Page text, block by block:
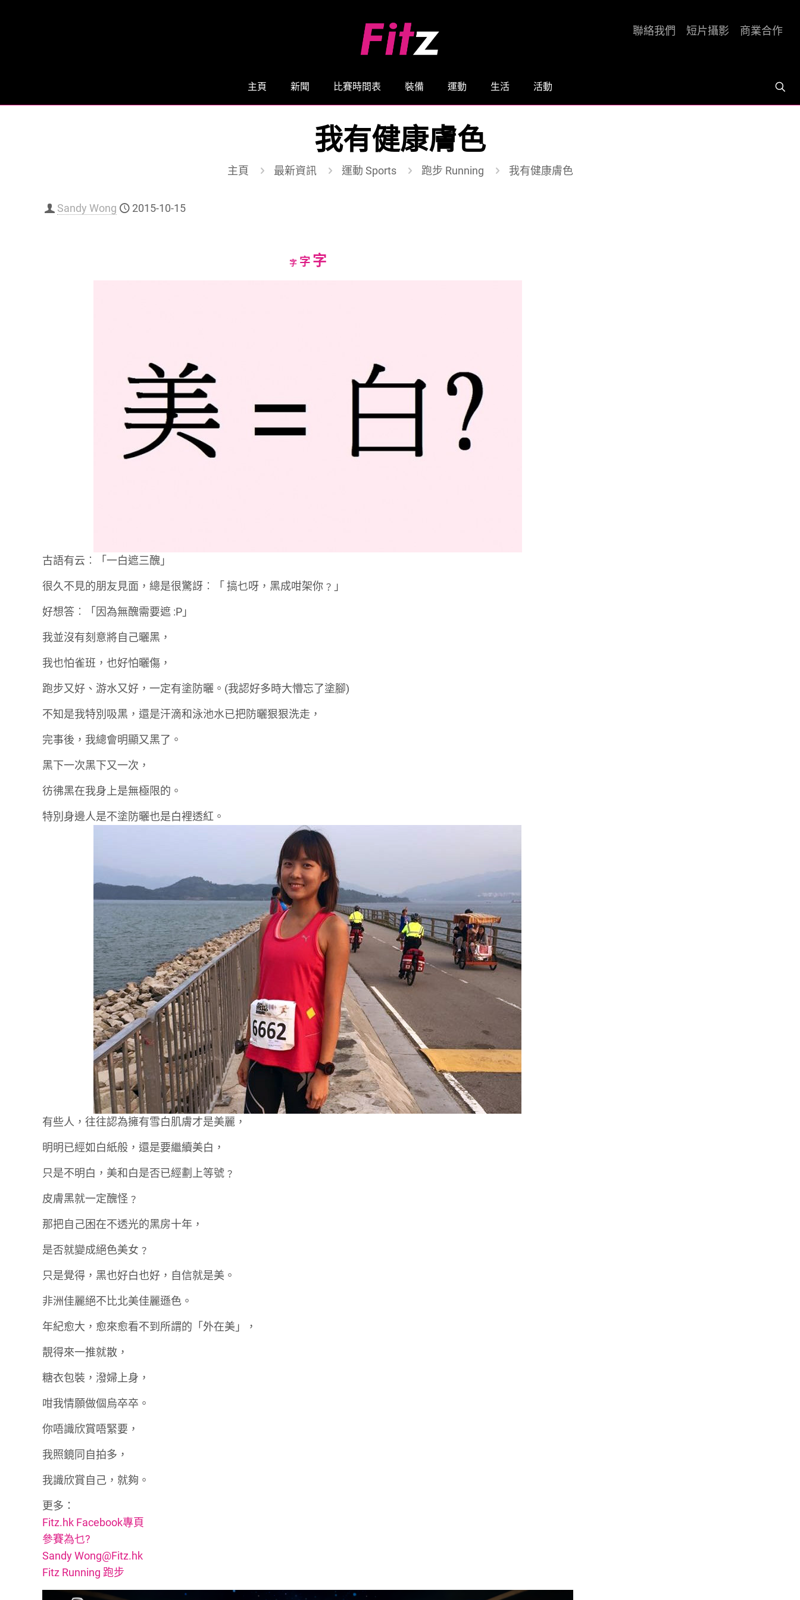
主頁 新聞 比賽時間表 裝備 運動 生活 活動
聯絡我們 短片攝影 商業合作
我有健康膚色
主頁 最新資訊 運動 Sports 跑步 Running 我有健康膚色
Sandy Wong 2015-10-15
字Decrease
字Reset
字Increase
古語有云︰「一白遮三醜」
很久不見的朋友見面，總是很驚訝︰「 搞乜呀，黑成咁架你﹖」
好想答︰「因為無醜需要遮 :P」
我並沒有刻意將自己曬黑，
我也怕雀班，也好怕曬傷，
跑步又好、游水又好，一定有塗防曬。(我認好多時大懵忘了塗腳)
不知是我特別吸黑，還是汗滴和泳池水已把防曬狠狠洗走，
完事後，我總會明顯又黑了。
黑下一次黑下又一次，
彷彿黑在我身上是無極限的。
特別身邊人是不塗防曬也是白裡透紅。
有些人，往往認為擁有雪白肌膚才是美麗，
明明已經如白紙般，還是要繼續美白，
只是不明白，美和白是否已經劃上等號﹖
皮膚黑就一定醜怪﹖
那把自己困在不透光的黑房十年，
是否就變成絕色美女﹖
只是覺得，黑也好白也好，自信就是美。
非洲佳麗絕不比北美佳麗遜色。
年紀愈大，愈來愈看不到所謂的「外在美」，
靚得來一推就散，
糖衣包裝，潑婦上身，
咁我情願做個烏卒卒。
你唔識欣賞唔緊要，
我照鏡同自拍多，
我識欣賞自己，就夠。
更多：
Fitz.hk Facebook專頁
參賽為乜?
SandyWong@Fitz.hk
Fitz Running 跑步